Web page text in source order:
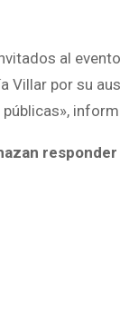
al
Villar por su